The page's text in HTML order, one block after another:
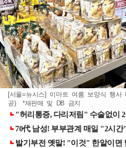
[서울=뉴시스] 이마트 여름 보양식 행사
공) *재판매 및 DB 금지